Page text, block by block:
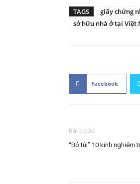
TAGS giấy chứng
sở hữu nhà ở tại Việt
Facebook
Bài trước
“Bỏ túi” 10 kinh nghiệm